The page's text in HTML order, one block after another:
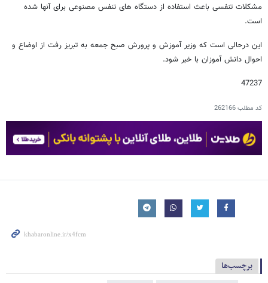
مشکلات تنفسی باعث استفاده از دستگاه های تنفس مصنوعی برای آنها شده
است.
این درحالی است که وزیر آموزش و پرورش صبح جمعه به تبریز رفت از اوضاع و
احوال دانش آموزان با خبر شود.
47237
کد مطلب262166
برچسب‌ها